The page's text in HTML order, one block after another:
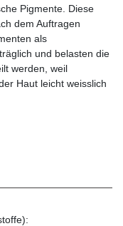
Pigmente. Diese
dem Auftragen
als
und belasten die
werden, weil
Haut leicht weisslich